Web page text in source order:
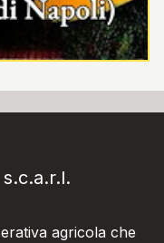
agricola che